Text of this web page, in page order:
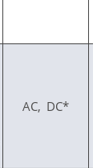
AC, DC*